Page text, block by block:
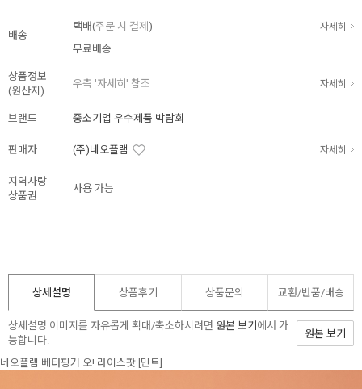
배송
택배(주문 시 결제 ) 자세히
무료배송
상품정보
(원산지)
우측 '자세히' 참조 자세히
브랜드 중소기업 우수제품 박람회
판매자 (주)네오플램 자세히
지역사랑
상품권
사용 가능
상세설명 상품후기 상품문의 교환/반품/배송
상세설명 이미지를 자유롭게 확대/축소하시려면 원본 보기 에서 가
능합니다.
원본 보기
네오플램 베터핑거 오! 라이스팟 [민트]